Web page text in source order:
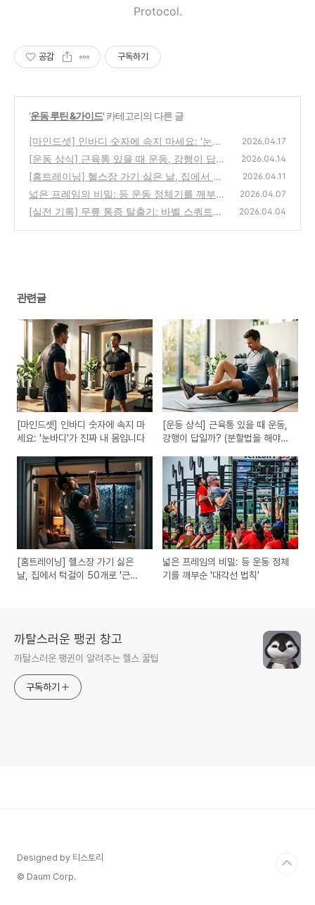
Protocol.
공감 구독하기
'운동 루틴 &가이드' 카테고리의 다른 글
[마인드셋] 인바디 숫자에 속지 마세요: '눈바
디'가 진짜 내 몸입니다
(0)
2026.04.17
[운동 상식] 근육통 있을 때 운동, 강행이 답일
까? (분할법을 해야 하는 진짜 이유)
(0)
2026.04.14
[홈트레이닝] 헬스장 가기 싫은 날, 집에서 턱
걸이 50개로 '근손실' 방어하는 법
(0)
2026.04.11
넓은 프레임의 비밀: 등 운동 정체기를 깨부순
'대각선 법칙'
(0)
2026.04.07
[실전 기록] 무릎 통증 탈출기: 바벨 스쿼트를
2026.04.04
관련글
[마인드셋] 인바디 숫자에 속지 마
세요: '눈바디'가 진짜 내 몸입니다
[운동 상식] 근육통 있을 때 운동,
강행이 답일까? (분할법을 해야
[홈트레이닝] 헬스장 가기 싫은
날, 집에서 턱걸이 50개로 '근손
넓은 프레임의 비밀: 등 운동 정체
기를 깨부순 '대각선 법칙'
까탈스러운 팽귄 창고
까탈스러운 팽귄이 알려주는 헬스 꿀팁
구독하기
Designed by 티스토리
© Daum Corp.